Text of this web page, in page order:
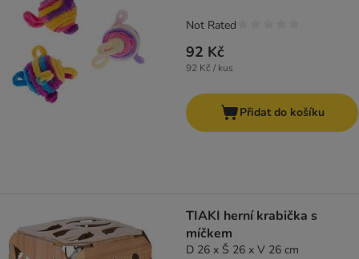
92 Kč
92 Kč / kus
Not Rated
Přidat do košíku
TIAKI herní krabička s
míčkem
D 26 x Š 26 x V 26 cm